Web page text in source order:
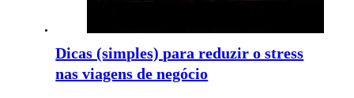
Dicas (simples) para reduzir o stress
nas viagens de negócio